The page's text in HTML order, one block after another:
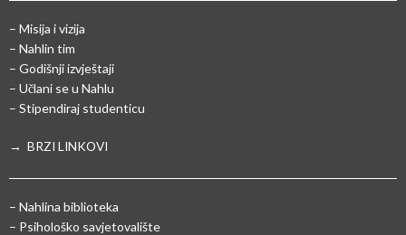
– Misija i vizija
– Nahlin tim
– Godišnji izvještaji
– Učlani se u Nahlu
– Stipendiraj studenticu
→ BRZI LINKOVI
– Nahlina biblioteka
– Psihološko savjetovalište